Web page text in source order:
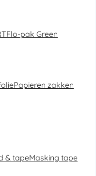
Flo-pak Green
Papieren zakken
& tapeMasking tape